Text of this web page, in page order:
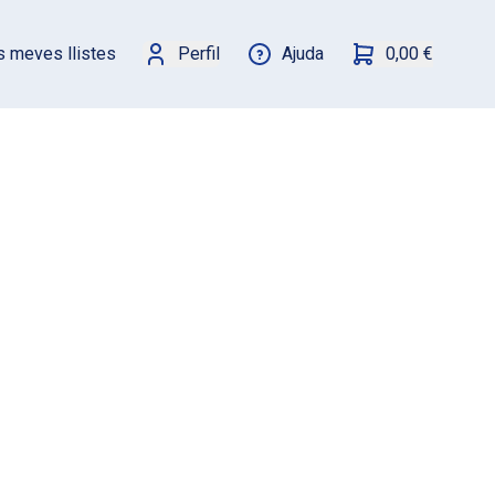
meves llistes Perfil Ajuda 0,00 €